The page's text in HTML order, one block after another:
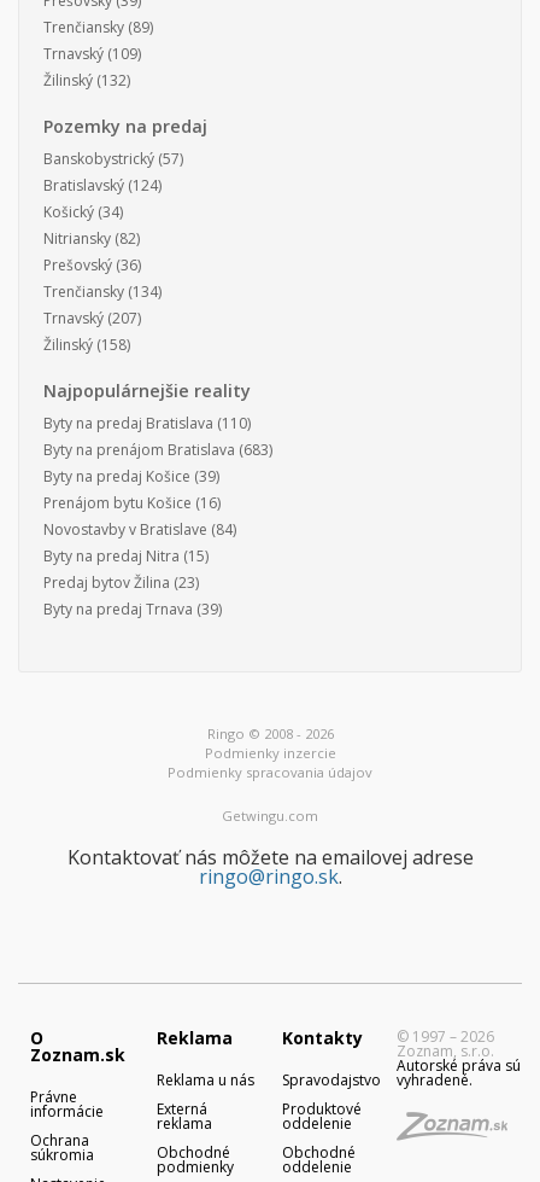
Trenčiansky (89)
Trnavský (109)
Žilinský (132)
Pozemky na predaj
Banskobystrický (57)
Bratislavský (124)
Košický (34)
Nitriansky (82)
Prešovský (36)
Trenčiansky (134)
Trnavský (207)
Žilinský (158)
Najpopulárnejšie reality
Byty na predaj Bratislava (110)
Byty na prenájom Bratislava (683)
Byty na predaj Košice (39)
Prenájom bytu Košice (16)
Novostavby v Bratislave (84)
Byty na predaj Nitra (15)
Predaj bytov Žilina (23)
Byty na predaj Trnava (39)
Ringo © 2008 - 2026
Podmienky inzercie
Podmienky spracovania údajov
Getwingu.com
Kontaktovať nás môžete na emailovej adrese
ringo@ringo.sk.
O
Zoznam.sk
Právne
informácie
Ochrana
súkromia
Reklama
Reklama u nás
Externá
reklama
Obchodné
podmienky
Kontakty
Spravodajstvo
Produktové
oddelenie
Obchodné
oddelenie
© 1997 – 2026
Zoznam, s.r.o.
Autorské práva sú
vyhradené.